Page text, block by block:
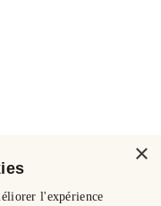
×
l'expérience